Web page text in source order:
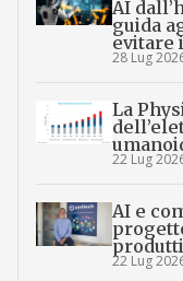
AI
guida
evitare
28 Lug
La
22 Lug
AI e
22 Lug